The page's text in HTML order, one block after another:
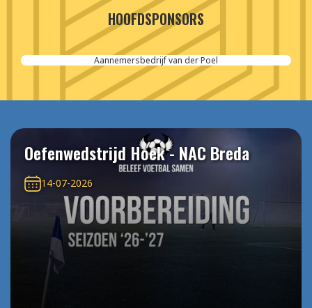
HOOFDSPONSORS
Aannemersbedrijf van der Poel
Oefenwedstrijd Hoek - NAC Breda
14-07-2026